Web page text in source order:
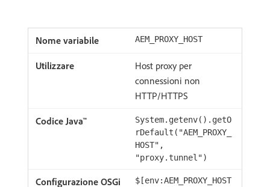
AEM_PROXY_HOST
Host proxy per
connessioni non
HTTP/HTTPS
System.getenv().getO
rDefault("AEM_PROXY_
HOST",
"proxy.tunnel")
$[env:AEM_PROXY_HOST